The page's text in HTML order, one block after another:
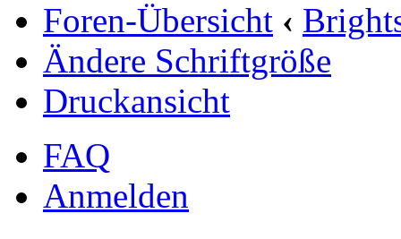
Foren-Übersicht ‹
Ändere Schriftgröße
Druckansicht
FAQ
Anmelden